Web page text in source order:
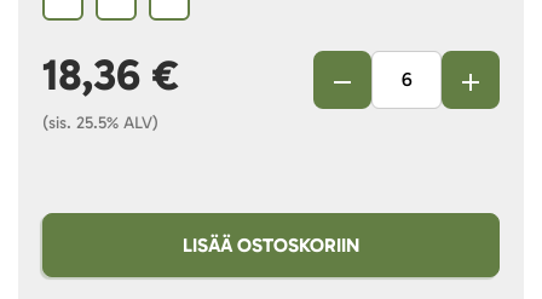
18,36 €
(sis. 25.5% ALV)
LISÄÄ OSTOSKORIIN